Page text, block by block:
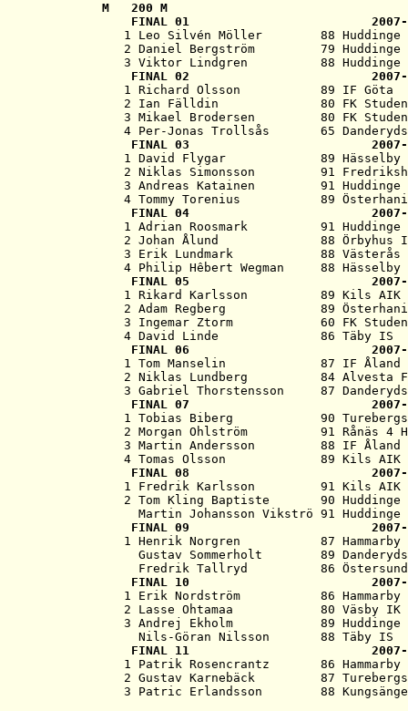
M 200 M
FINAL 01
1 Leo Silvén Möller        88 Huddinge
2 Daniel Bergström         79 Huddinge
3 Viktor Lindgren          88 Huddinge
FINAL 02
1 Richard Olsson           89 IF Göta
2 Ian Fälldin              80 FK
3 Mikael Brodersen         80 FK
4 Per-Jonas Trollsås       65
FINAL 03
1 David Flygar             89 Hässelby
2 Niklas Simonsson         91
3 Andreas Katainen         91 Huddinge
4 Tommy Torenius           89
FINAL 04
1 Adrian Roosmark          91 Huddinge
2 Johan Ålund              88 Örbyhus
3 Erik Lundmark            88 Västerås
4 Philip Hêbert Wegman     88 Hässelby
FINAL 05
1 Rikard Karlsson          89 Kils AIK
2 Adam Regberg             89
3 Ingemar Ztorm            60 FK
4 David Linde              86 Täby IS
FINAL 06
1 Tom Manselin             87 IF Åland
2 Niklas Lundberg          84 Alvesta
3 Gabriel Thorstensson     87
FINAL 07
1 Tobias Biberg            90
2 Morgan Ohlström          91 Rånäs 4
3 Martin Andersson         88 IF Åland
4 Tomas Olsson             89 Kils AIK
FINAL 08
1 Fredrik Karlsson         91 Kils AIK
2 Tom Kling Baptiste       90 Huddinge
Martin Johansson Vikströ 91 Huddinge
FINAL 09
1 Henrik Norgren           87 Hammarby
Gustav Sommerholt        89
Fredrik Tallryd          86
FINAL 10
1 Erik Nordström           86 Hammarby
2 Lasse Ohtamaa            80 Väsby IK
3 Andrej Ekholm            89 Huddinge
Nils-Göran Nilsson       88 Täby IS
FINAL 11
1 Patrik Rosencrantz       86 Hammarby
2 Gustav Karnebäck         87